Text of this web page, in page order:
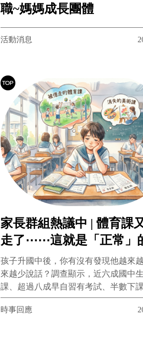
職~媽媽成長團體
活動消息
家長群組熱議中 | 體育課又被借
走了⋯⋯這就是「正常」
生活？
孩子升國中後，你有沒有發現他越來
來越少說話？調查顯示，近六成國中
課、超過八成早自習有考試、半數下
取消⋯⋯這些不是個案，而是台灣校
日常。「教學正常化」推行13年，孩
時事回應